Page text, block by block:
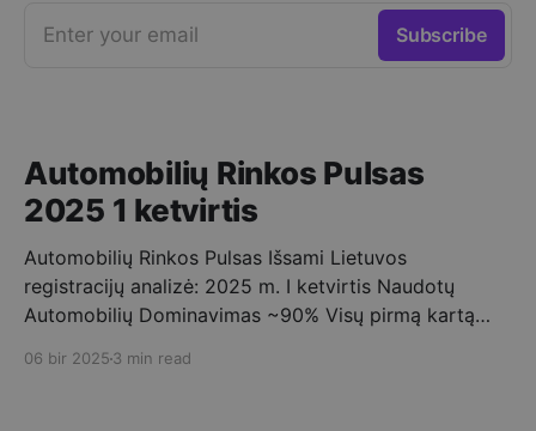
Enter your email Subscribe
Automobilių Rinkos Pulsas
2025 1 ketvirtis
Automobilių Rinkos Pulsas Išsami Lietuvos
registracijų analizė: 2025 m. I ketvirtis Naudotų
Automobilių Dominavimas ~90% Visų pirmą kartą
06 bir 2025 3 min read